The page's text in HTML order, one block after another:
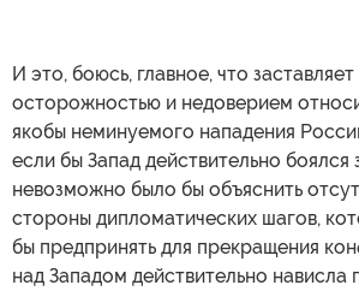
И это, боюсь, главное, что
осторожностью и недоверием
якобы неминуемого нападения
если бы Запад действительно боялся
невозможно было бы объяснить
стороны дипломатических шагов,
бы предпринять для прекращения
над Западом действительно нависла